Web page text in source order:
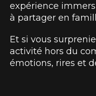
expérience
à partager en
Et si vous
activité hors du
émotions, rires et